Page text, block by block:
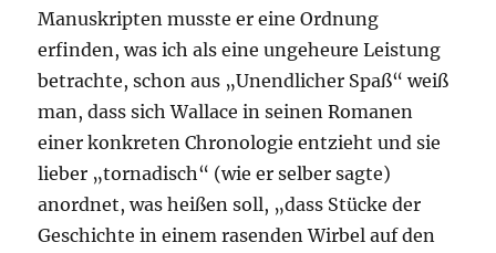
Manuskripten musste er eine Ordnung
erfinden, was ich als eine ungeheure Leistung
betrachte, schon aus „Unendlicher Spaß“ weiß
man, dass sich Wallace in seinen Romanen
einer konkreten Chronologie entzieht und sie
lieber „tornadisch“ (wie er selber sagte)
anordnet, was heißen soll, „dass Stücke der
Geschichte in einem rasenden Wirbel auf den